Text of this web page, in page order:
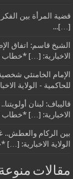
قضية المرأة بين
[…]...
الشيخ قاسم: اتفاق
الاخبارية: […] *خطاب
الإمام الخامنئي
للحاكمية - الولاية
قاليباف: لبنان
الاخبارية: […] *خطاب
بين الركام والعطش..
الولاية الاخبارية:
مقالات